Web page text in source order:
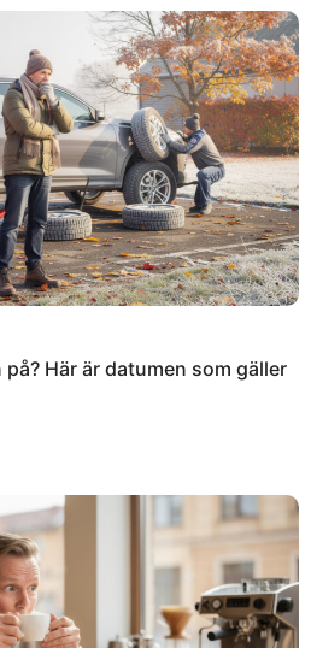
Här är datumen som gäller